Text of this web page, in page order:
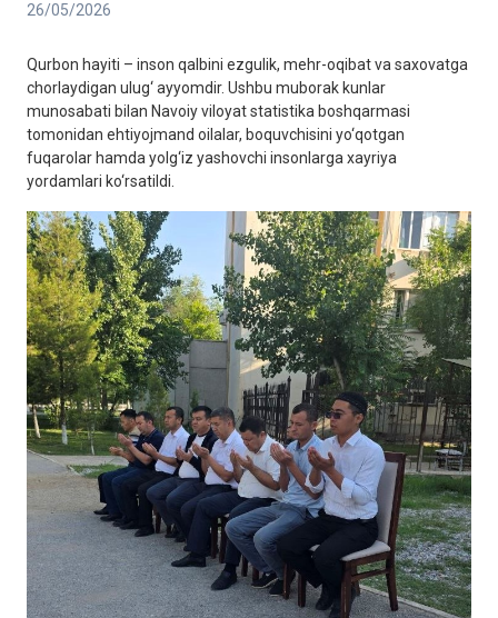
26/05/2026
Qurbon hayiti – inson qalbini ezgulik, mehr-oqibat va saxovatga
chorlaydigan ulug‘ ayyomdir. Ushbu muborak kunlar
munosabati bilan Navoiy viloyat statistika boshqarmasi
tomonidan ehtiyojmand oilalar, boquvchisini yo‘qotgan
fuqarolar hamda yolg‘iz yashovchi insonlarga xayriya
yordamlari ko‘rsatildi.